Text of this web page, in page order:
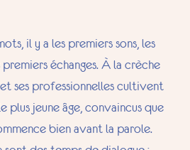
il y a les premiers sons, les
échanges. À la crèche
ses professionnelles cultivent
plus jeune âge, convaincus que
bien avant la parole.